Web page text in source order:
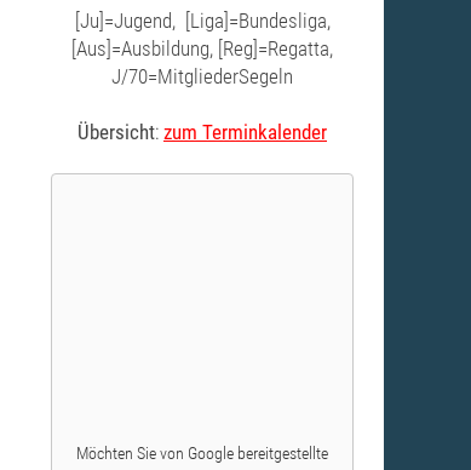
[Ju]=Jugend, [Liga]=Bundesliga,
[Aus]=Ausbildung, [Reg]=Regatta,
J/70=MitgliederSegeln
Übersicht: zum Terminkalender
Möchten Sie von Google bereitgestellte